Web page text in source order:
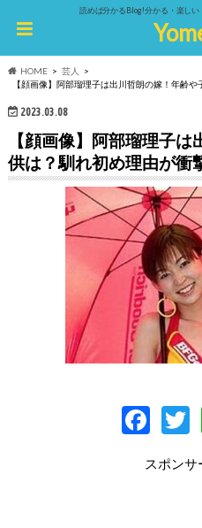
読めば分かるBlog!分かる・楽しい
HOME
芸人
【顔画像】阿部瑠理子は出川哲朗の嫁！年齢や
2023.03.08
【顔画像】阿部瑠理子
供は？馴れ初め理由が衝
F
e
スポンサ